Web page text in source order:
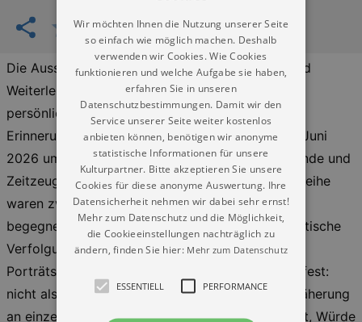
Die Ausstellung fragt nach Erinnerung, Würde und
Weiterleben – und danach, welche Bedeutung
persönliche Begegnungen für eine lebendige
Erinnerungskultur haben. Zur Vernissage am 25. Juni
2026 um 18 Uhr spricht die Holocaust-Überlebende und
Zeitzeugin Renate Aris.Ausgangspunkt der Werkreihe
waren zwei Aufenthalte Roßners in Israel. Dort
begegnete sie Menschen, die die nationalsozialistische
Verfolgung und Vernichtung überlebt hatten. Ihre
Porträts halten diese Begegnungen künstlerisch fest:
nicht als historische Illustration, sondern als Annäherung
an einzelne Lebensgeschichten, an Verletzlichkeit, Würde
Wir möchten Ihnen die Nutzung unserer Seite
so einfach wie möglich machen. Deshalb
verwenden wir Cookies. Wie Cookies
funktionieren und welche Aufgabe sie haben,
erfahren Sie in unseren
Datenschutzbestimmungen. Damit wir den
Service unserer Seite weiter kostenlos
anbieten können, benötigen wir anonyme
statistische Informationen für unsere
Kulturpartner. Bitte akzeptieren Sie unsere
Cookies für diese anonyme Auswertung. Ihre
Datensicherheit nehmen wir dabei sehr ernst!
Mehr zum Datenschutz und die Möglichkeit,
die Cookieeinstellungen nachträglich zu
ändern, finden Sie hier: Mehr zum Datenschutz
ESSENTIELL PERFORMANCE